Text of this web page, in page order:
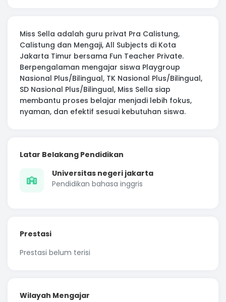
Miss Sella adalah guru privat Pra Calistung,
Calistung dan Mengaji, All Subjects di Kota
Jakarta Timur bersama Fun Teacher Private.
Berpengalaman mengajar siswa Playgroup
Nasional Plus/Bilingual, TK Nasional Plus/Bilingual,
SD Nasional Plus/Bilingual, Miss Sella siap
membantu proses belajar menjadi lebih fokus,
nyaman, dan efektif sesuai kebutuhan siswa.
Latar Belakang Pendidikan
Universitas negeri jakarta
Pendidikan bahasa inggris
Prestasi
Prestasi belum terisi
Wilayah Mengajar